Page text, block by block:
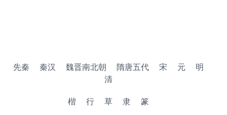
先秦 秦汉 魏晋南北朝 隋唐五代 宋 元
明
清
楷
行 草 隶 篆